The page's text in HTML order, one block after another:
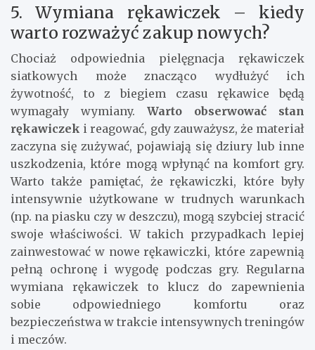
5. Wymiana rękawiczek – kiedy
warto rozważyć zakup nowych?
Chociaż odpowiednia pielęgnacja rękawiczek
siatkowych może znacząco wydłużyć ich
żywotność, to z biegiem czasu rękawice będą
wymagały wymiany. Warto obserwować stan
rękawiczek i reagować, gdy zauważysz, że materiał
zaczyna się zużywać, pojawiają się dziury lub inne
uszkodzenia, które mogą wpłynąć na komfort gry.
Warto także pamiętać, że rękawiczki, które były
intensywnie użytkowane w trudnych warunkach
(np. na piasku czy w deszczu), mogą szybciej stracić
swoje właściwości. W takich przypadkach lepiej
zainwestować w nowe rękawiczki, które zapewnią
pełną ochronę i wygodę podczas gry. Regularna
wymiana rękawiczek to klucz do zapewnienia
sobie odpowiedniego komfortu oraz
bezpieczeństwa w trakcie intensywnych treningów
i meczów.